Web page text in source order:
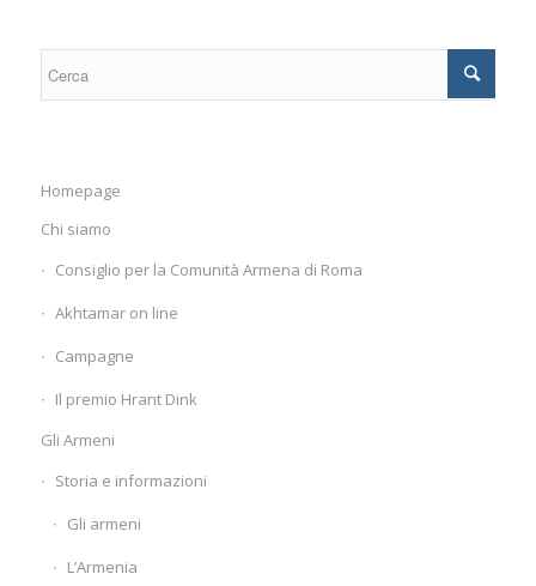
Homepage
Chi siamo
Consiglio per la Comunità Armena di Roma
Akhtamar on line
Campagne
Il premio Hrant Dink
Gli Armeni
Storia e informazioni
Gli armeni
L’Armenia